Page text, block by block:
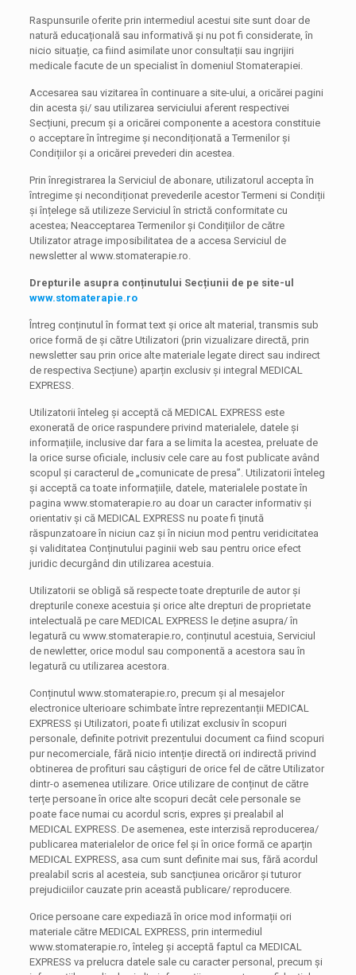
Raspunsurile oferite prin intermediul acestui site sunt doar de
natură educațională sau informativă și nu pot fi considerate, în
nicio situație, ca fiind asimilate unor consultații sau ingrijiri
medicale facute de un specialist în domeniul Stomaterapiei.
Accesarea sau vizitarea în continuare a site-ului, a oricărei pagini
din acesta și/ sau utilizarea serviciului aferent respectivei
Secțiuni, precum și a oricărei componente a acestora constituie
o acceptare în întregime și necondiționată a Termenilor și
Condițiilor și a oricărei prevederi din acestea.
Prin înregistrarea la Serviciul de abonare, utilizatorul accepta în
întregime și necondiționat prevederile acestor Termeni si Condiții
și înțelege să utilizeze Serviciul în strictă conformitate cu
acestea; Neacceptarea Termenilor și Condițiilor de către
Utilizator atrage imposibilitatea de a accesa Serviciul de
newsletter al www.stomaterapie.ro.
Drepturile asupra conținutului Secțiunii de pe site-ul
www.stomaterapie.ro
Întreg conținutul în format text și orice alt material, transmis sub
orice formă de și către Utilizatori (prin vizualizare directă, prin
newsletter sau prin orice alte materiale legate direct sau indirect
de respectiva Secțiune) aparțin exclusiv și integral MEDICAL
EXPRESS.
Utilizatorii înteleg și acceptă că MEDICAL EXPRESS este
exonerată de orice raspundere privind materialele, datele și
informațiile, inclusive dar fara a se limita la acestea, preluate de
la orice surse oficiale, inclusiv cele care au fost publicate având
scopul și caracterul de „comunicate de presa”. Utilizatorii înteleg
și acceptă ca toate informațiile, datele, materialele postate în
pagina www.stomaterapie.ro au doar un caracter informativ și
orientativ și că MEDICAL EXPRESS nu poate fi ținută
răspunzatoare în niciun caz și în niciun mod pentru veridicitatea
și validitatea Conținutului paginii web sau pentru orice efect
juridic decurgând din utilizarea acestuia.
Utilizatorii se obligă să respecte toate drepturile de autor și
drepturile conexe acestuia și orice alte drepturi de proprietate
intelectuală pe care MEDICAL EXPRESS le deține asupra/ în
legatură cu www.stomaterapie.ro, conținutul acestuia, Serviciul
de newletter, orice modul sau componentă a acestora sau în
legatură cu utilizarea acestora.
Conținutul www.stomaterapie.ro, precum și al mesajelor
electronice ulterioare schimbate între reprezentanții MEDICAL
EXPRESS și Utilizatori, poate fi utilizat exclusiv în scopuri
personale, definite potrivit prezentului document ca fiind scopuri
pur necomerciale, fără nicio intenție directă ori indirectă privind
obtinerea de profituri sau câștiguri de orice fel de către Utilizator
dintr-o asemenea utilizare. Orice utilizare de conținut de către
terțe persoane în orice alte scopuri decât cele personale se
poate face numai cu acordul scris, expres și prealabil al
MEDICAL EXPRESS. De asemenea, este interzisă reproducerea/
publicarea materialelor de orice fel și în orice formă ce aparțin
MEDICAL EXPRESS, asa cum sunt definite mai sus, fără acordul
prealabil scris al acesteia, sub sancțiunea oricăror și tuturor
prejudiciilor cauzate prin această publicare/ reproducere.
Orice persoane care expediază în orice mod informații ori
materiale către MEDICAL EXPRESS, prin intermediul
www.stomaterapie.ro, înteleg și acceptă faptul ca MEDICAL
EXPRESS va prelucra datele sale cu caracter personal, precum și